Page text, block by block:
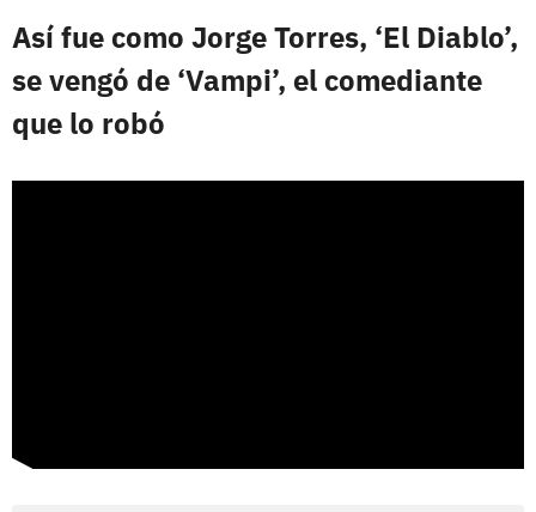
Así fue como Jorge Torres, ‘El Diablo’,
se vengó de ‘Vampi’, el comediante
que lo robó